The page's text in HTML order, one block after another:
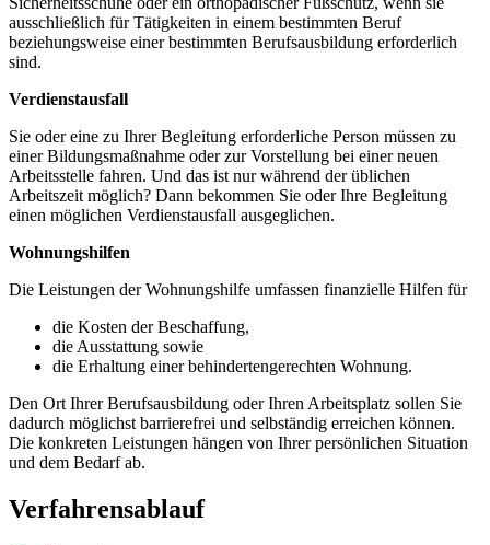
ausschließlich für Tätigkeiten in einem bestimmten Beruf
beziehungsweise einer bestimmten Berufsausbildung erforderlich
sind.
Verdienstausfall
Sie oder eine zu Ihrer Begleitung erforderliche Person müssen zu
einer Bildungsmaßnahme oder zur Vorstellung bei einer neuen
Arbeitsstelle fahren. Und das ist nur während der üblichen
Arbeitszeit möglich? Dann bekommen Sie oder Ihre Begleitung
einen möglichen Verdienstausfall ausgeglichen.
Wohnungshilfen
Die Leistungen der Wohnungshilfe umfassen finanzielle Hilfen für
die Kosten der Beschaffung,
die Ausstattung sowie
die Erhaltung einer behindertengerechten Wohnung.
Den Ort Ihrer Berufsausbildung oder Ihren Arbeitsplatz sollen Sie
dadurch möglichst barrierefrei und selbständig erreichen können.
Die konkreten Leistungen hängen von Ihrer persönlichen Situation
und dem Bedarf ab.
Verfahrensablauf